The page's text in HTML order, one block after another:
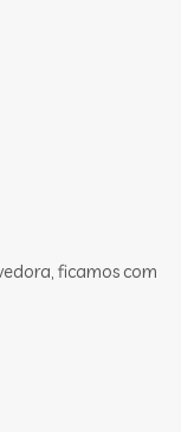
ficamos com